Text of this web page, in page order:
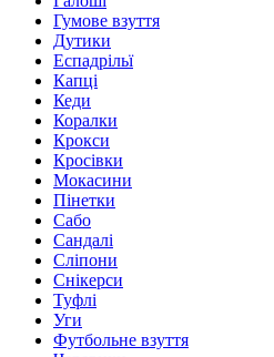
Гумове взуття
Дутики
Еспадрільї
Капці
Кеди
Коралки
Крокси
Кросівки
Мокасини
Пінетки
Сабо
Сандалі
Сліпони
Снікерси
Туфлі
Уги
Футбольне взуття